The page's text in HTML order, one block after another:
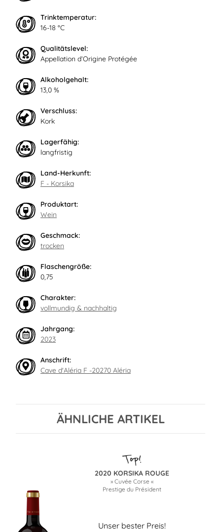
Trinktemperatur:
16-18 °C
Qualitätslevel:
Appellation d’Origine Protégée
Alkoholgehalt:
13,0 %
Verschluss:
Kork
Lagerfähig:
langfristig
Land-Herkunft:
F - Korsika
Produktart:
Wein
Geschmack:
trocken
Flaschengröße:
0,75
Charakter:
vollmundig & nachhaltig
Jahrgang:
2023
Anschrift:
Cave d'Aléria F -20270 Aléria
ÄHNLICHE ARTIKEL
2020 KORSIKA ROUGE
» Cuvée Corse «
Prestige du Président
Unser bester Preis!